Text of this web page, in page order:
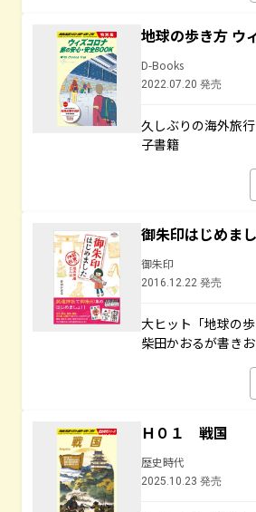
地球の歩き方 ウ
D-Books
2022.07.20 発売
久しぶりの海外旅
子書籍
御朱印はじめま
御朱印
2016.12.22 発売
大ヒット「地球の
柴田かおるが書き
Ｈ０１ 戦国
歴史時代
2025.10.23 発売